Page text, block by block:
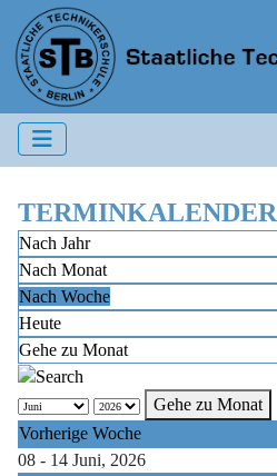
TERMINKALENDER
Nach Jahr
Nach Monat
Nach Woche
Heute
Gehe zu Monat
Gehe zu Monat
Vorherige Woche
08 - 14 Juni, 2026